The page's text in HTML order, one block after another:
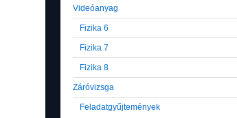
Videóanyag
Fizika 6
Fizika 7
Fizika 8
Záróvizsga
Feladatgyűjtemények